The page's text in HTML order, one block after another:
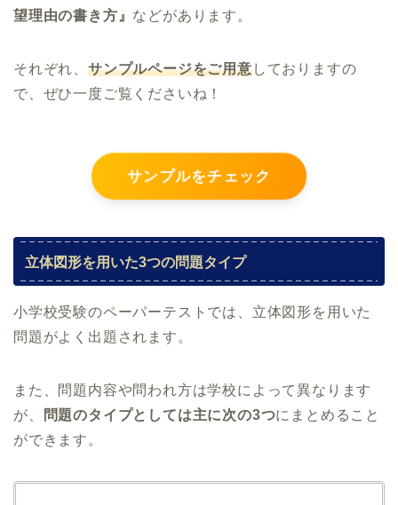
望理由の書き方』 などがあります。
それぞれ、 サンプルページをご用意しておりますの
で、ぜひ一度ご覧くださいね！
サンプルをチェック
立体図形を用いた3つの問題タイプ
小学校受験のペーパーテストでは、立体図形を用いた
問題がよく出題されます。
また、問題内容や問われ方は学校によって異なります
が、
問題のタイプとしては主に次の3つにまとめること
ができます。